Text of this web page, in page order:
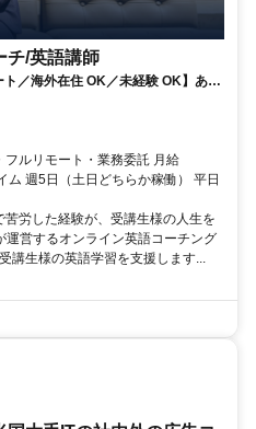
チ/英語講師
ト／海外在住 OK／未経験 OK】あな
。すべてが、受講生の人生を変え
ルリモート・業務委託 月給
週5日（土日どちらか稼働） 平日
労した経験が、受講生様の人生を
営するオンライン英語コーチング
講生様の英語学習を支援します...